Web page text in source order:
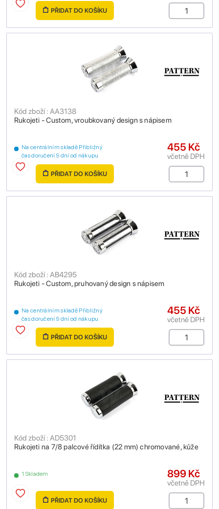
PŘIDAT DO KOŠÍKU
Rukojeti - Custom, vroubkovaný design s nápisem
Kód zboží : AA3138
Na centrálním skladě Přibližný
čas doručení 9 dní od nákupu
455 Kč
včetně DPH
PŘIDAT DO KOŠÍKU
Rukojeti - Custom, pruhovaný design s nápisem
Kód zboží : AB4295
Na centrálním skladě Přibližný
čas doručení 9 dní od nákupu
455 Kč
včetně DPH
PŘIDAT DO KOŠÍKU
Rukojeti na 7/8 palcové řídítka (22 mm) chromované, kůže
Kód zboží : AD5301
1 Skladem 899 Kč
včetně DPH
PŘIDAT DO KOŠÍKU